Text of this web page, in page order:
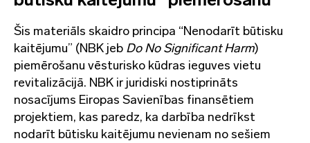
Šis materiāls skaidro principa “Nenodarīt būtisku
kaitējumu” (NBK jeb Do No Significant Harm)
piemērošanu vēsturisko kūdras ieguves vietu
revitalizācijā. NBK ir juridiski nostiprināts
nosacījums Eiropas Savienības finansētiem
projektiem, kas paredz, ka darbība nedrīkst
nodarīt būtisku kaitējumu nevienam no sešiem